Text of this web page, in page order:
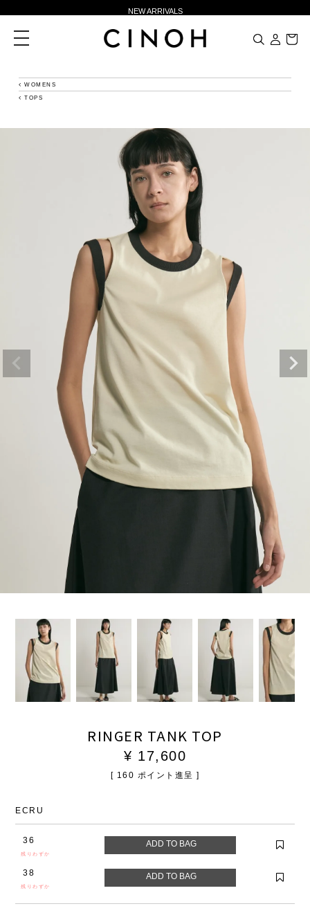
NEW ARRIVALS
新規会員登録500ポイントプレゼント
夏季休業に伴う一部業務休業のお知らせ
ニュースレター登録で¥1,000クーポン進呈
toggle
navigation
WOMENS
TOPS
RINGER TANK TOP
¥ 17,600
[ 160 ポイント進呈 ]
ECRU
36
残りわずか
38
残りわずか